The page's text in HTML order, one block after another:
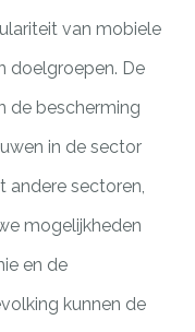
van mobiele
doelgroepen. De
de bescherming
in de sector
andere sectoren,
mogelijkheden
en de
kunnen de